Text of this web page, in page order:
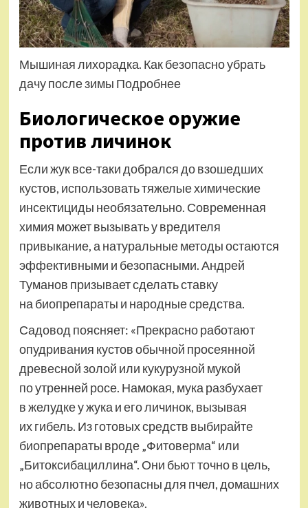
Мышиная лихорадка. Как безопасно убрать
дачу после зимы Подробнее
Биологическое оружие
против личинок
Если жук все-таки добрался до взошедших
кустов, использовать тяжелые химические
инсектициды необязательно. Современная
химия может вызывать у вредителя
привыкание, а натуральные методы остаются
эффективными и безопасными. Андрей
Туманов призывает сделать ставку
на биопрепараты и народные средства.
Садовод поясняет: «Прекрасно работают
опудривания кустов обычной просеянной
древесной золой или кукурузной мукой
по утренней росе. Намокая, мука разбухает
в желудке у жука и его личинок, вызывая
их гибель. Из готовых средств выбирайте
биопрепараты вроде „Фитоверма“ или
„Битоксибациллина“. Они бьют точно в цель,
но абсолютно безопасны для пчел, домашних
животных и человека».